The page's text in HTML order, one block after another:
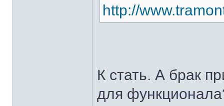
http://
К стать. А брак
для